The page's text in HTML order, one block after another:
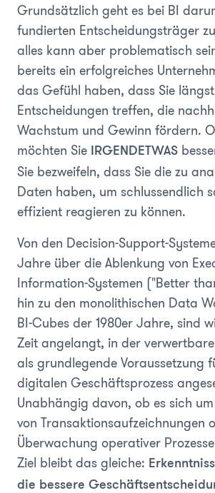
Grundsätzlich geht es bei BI
fundierten Entscheidungsträger
alles kann aber problematisch
bereits ein erfolgreiches
das Gefühl haben, dass Sie
Entscheidungen treffen, die
Wachstum und Gewinn fördern.
möchten Sie IRGENDETWAS
Sie bezweifeln, dass Sie die zu
Daten haben, um schlussendlich
effizient reagieren zu können.
Von den Decision-Support-
Jahre über die Ablenkung von
Information-Systemen ("Better
hin zu den monolithischen Data
BI-Cubes der 1980er Jahre, sind
Zeit angelangt, in der
als grundlegende Voraussetzung
digitalen Geschäftsprozess
Unabhängig davon, ob es sich
von Transaktionsaufzeichnungen
Überwachung operativer
Ziel bleibt das gleiche:
die bessere